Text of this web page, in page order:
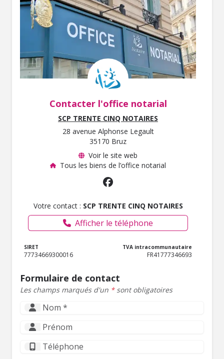
Contacter l'office notarial
SCP TRENTE CINQ NOTAIRES
28 avenue Alphonse Legault
35170 Bruz
Voir le site web
Tous les biens de l’office notarial
Votre contact : SCP TRENTE CINQ NOTAIRES
Afficher le téléphone
SIRET
77734669300016
TVA intracommunautaire
FR41777346693
Formulaire de contact
Les champs marqués d'un *sont obligatoires